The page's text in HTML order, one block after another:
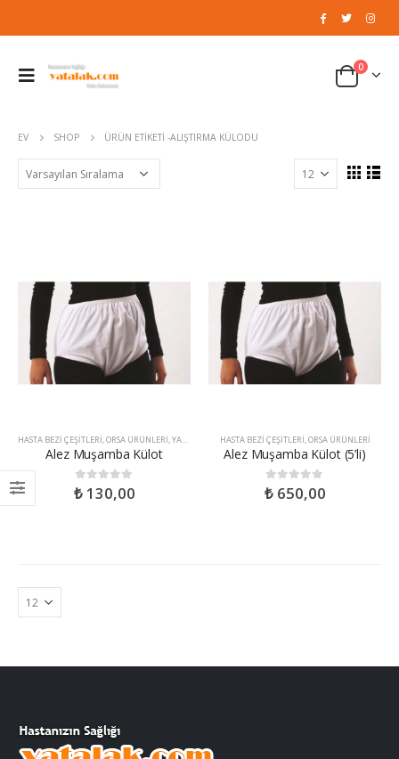
0
EV SHOP ÜRÜN ETIKETI -ALIŞTIRMA KÜLODU
HASTA BEZI ÇEŞITLERI,ORSA ÜRÜNLERI,YARDIMCI SAĞLIK ÜRÜNLERI
Alez Muşamba Külot
0 out of 5
₺130,00
HASTA BEZI ÇEŞITLERI,ORSA ÜRÜNLERI
Alez Muşamba Külot (5’li)
0 out of 5
₺650,00